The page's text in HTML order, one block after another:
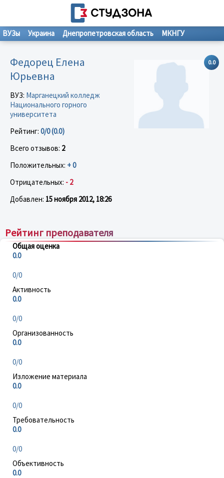
ВУЗы Украина Днепропетровская область МКНГУ
0.0
Федорец Елена
Юрьевна
ВУЗ: Марганецкий колледж
Национального горного
университета
Рейтинг: 0/0 (0.0)
Всего отзывов: 2
Положительных: + 0
Отрицательных: - 2
Добавлен: 15 ноября 2012, 18:26
Рейтинг преподавателя
Общая оценка
0.0
0/0
Активность
0.0
0/0
Организованность
0.0
0/0
Изложение материала
0.0
0/0
Требовательность
0.0
0/0
Объективность
0.0